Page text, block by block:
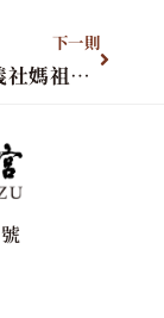
下一則
宜蘭縣 合義社媽祖會進香團